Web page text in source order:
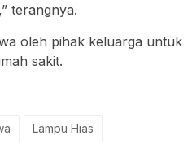
terangnya.
oleh pihak keluarga untuk
sakit.
Lampu Hias